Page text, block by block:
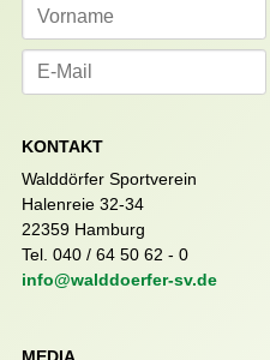
KONTAKT
Walddörfer Sportverein
Halenreie 32-34
22359 Hamburg
Tel. 040 / 64 50 62 - 0
info@walddoerfer-sv.de